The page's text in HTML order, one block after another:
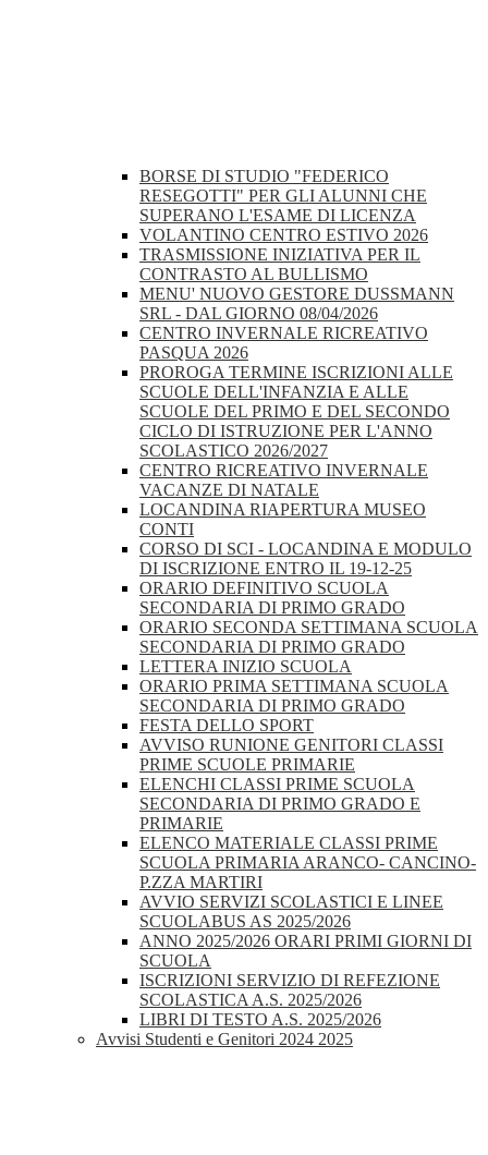
BORSE DI STUDIO "FEDERICO
RESEGOTTI" PER GLI ALUNNI CHE
SUPERANO L'ESAME DI LICENZA
VOLANTINO CENTRO ESTIVO 2026
TRASMISSIONE INIZIATIVA PER IL
CONTRASTO AL BULLISMO
MENU' NUOVO GESTORE DUSSMANN
SRL - DAL GIORNO 08/04/2026
CENTRO INVERNALE RICREATIVO
PASQUA 2026
PROROGA TERMINE ISCRIZIONI ALLE
SCUOLE DELL'INFANZIA E ALLE
SCUOLE DEL PRIMO E DEL SECONDO
CICLO DI ISTRUZIONE PER L'ANNO
SCOLASTICO 2026/2027
CENTRO RICREATIVO INVERNALE
VACANZE DI NATALE
LOCANDINA RIAPERTURA MUSEO
CONTI
CORSO DI SCI - LOCANDINA E MODULO
DI ISCRIZIONE ENTRO IL 19-12-25
ORARIO DEFINITIVO SCUOLA
SECONDARIA DI PRIMO GRADO
ORARIO SECONDA SETTIMANA SCUOLA
SECONDARIA DI PRIMO GRADO
LETTERA INIZIO SCUOLA
ORARIO PRIMA SETTIMANA SCUOLA
SECONDARIA DI PRIMO GRADO
FESTA DELLO SPORT
AVVISO RUNIONE GENITORI CLASSI
PRIME SCUOLE PRIMARIE
ELENCHI CLASSI PRIME SCUOLA
SECONDARIA DI PRIMO GRADO E
PRIMARIE
ELENCO MATERIALE CLASSI PRIME
SCUOLA PRIMARIA ARANCO- CANCINO-
P.ZZA MARTIRI
AVVIO SERVIZI SCOLASTICI E LINEE
SCUOLABUS AS 2025/2026
ANNO 2025/2026 ORARI PRIMI GIORNI DI
SCUOLA
ISCRIZIONI SERVIZIO DI REFEZIONE
SCOLASTICA A.S. 2025/2026
LIBRI DI TESTO A.S. 2025/2026
Avvisi Studenti e Genitori 2024 2025